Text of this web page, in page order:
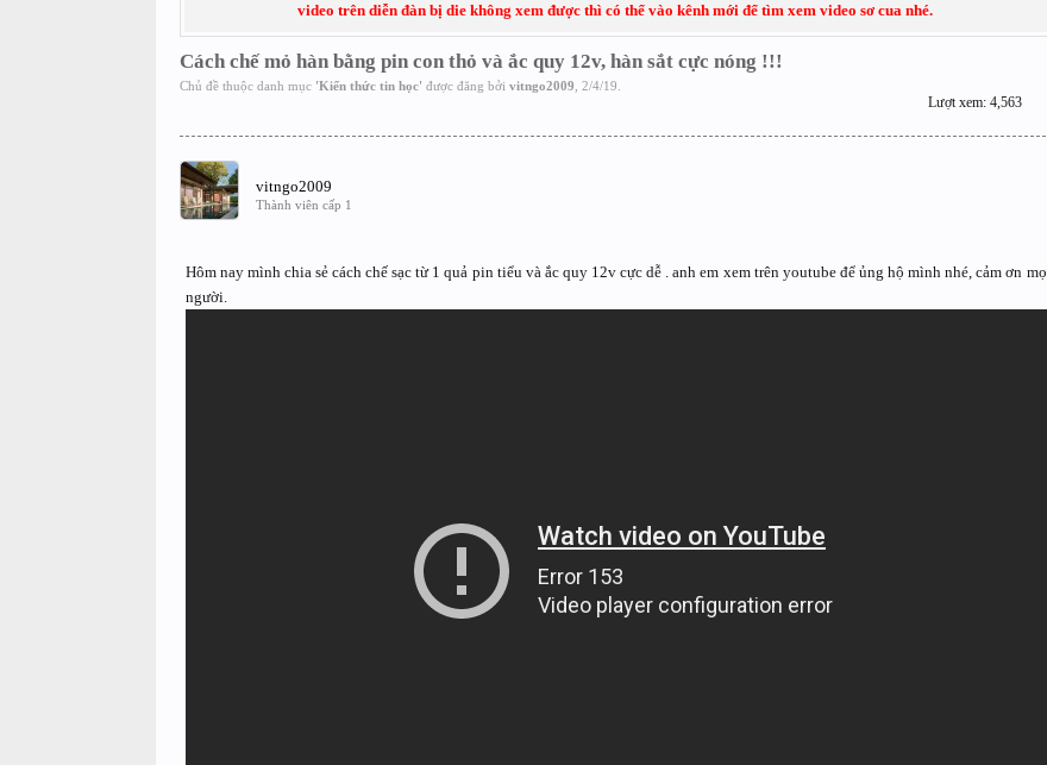
video trên diễn đàn bị die không xem được thì có thể vào kênh mới để tìm xem video sơ cua nhé.
Cách chế mỏ hàn bằng pin con thỏ và ắc quy 12v, hàn sắt cực nóng !!!
Chủ đề thuộc danh mục 'Kiến thức tin học' được đăng bởi vitngo2009 2/4/19
Lượt xem: 4,563
vitngo2009
Thành viên cấp 1
Hôm nay mình chia sẻ cách chế sạc từ 1 quả pin tiểu và ắc quy 12v cực dễ . anh em xem trên youtube để ủng hộ mình nhé, cảm ơn
người.